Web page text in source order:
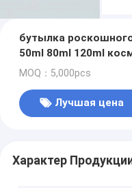
бутылка
50ml 80ml 120ml
опарников
MOQ：5,000pcs
Лучшая цена
Характер